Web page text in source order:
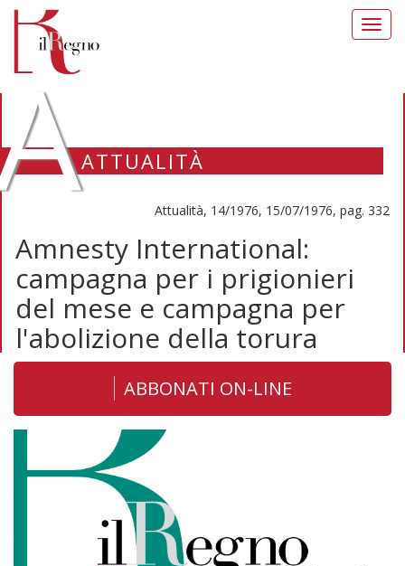
ATTUALITÀ
Attualità, 14/1976, 15/07/1976, pag. 332
Amnesty International:
campagna per i prigionieri
del mese e campagna per
l'abolizione della torura
ABBONATI ON-LINE